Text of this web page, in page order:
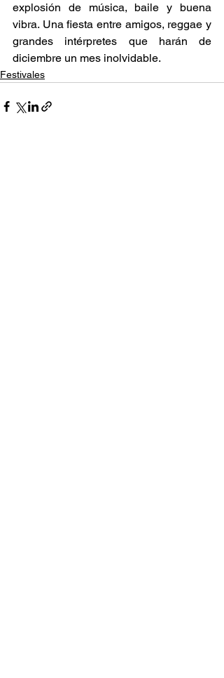
explosión de música, baile y buena
vibra. Una fiesta entre amigos, reggae y
grandes intérpretes que harán de
diciembre un mes inolvidable.
Festivales